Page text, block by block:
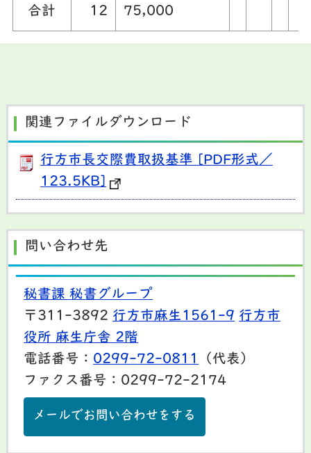
合計 12 75,000
関連ファイルダウンロード
行方市長交際費取扱基準 [PDF形式／
123.5KB]
問い合わせ先
秘書課 秘書グループ
〒311-3892 行方市麻生1561-9 行方市
役所 麻生庁舎 2階
電話番号： 0299-72-0811
（代表）
ファクス番号：0299-72-2174
メールでお問い合わせをする